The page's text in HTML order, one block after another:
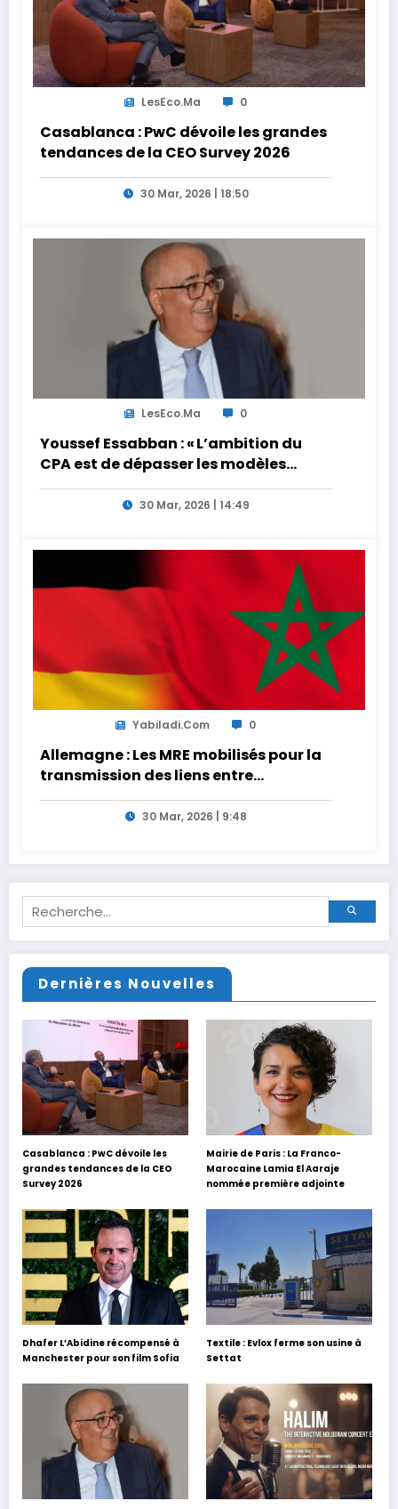
LesEco.ma 0
Casablanca : PwC dévoile les grandes
tendances de la CEO Survey 2026
30 Mar, 2026 | 18:50
LesEco.ma 0
Youssef Essabban : « L’ambition du
CPA est de dépasser les modèles
traditionnels et académiques de
formation en s’appuyant sur le
30 Mar, 2026 | 14:49
Yabiladi.com 0
Allemagne : Les MRE mobilisés pour la
transmission des liens entre
générations
30 Mar, 2026 | 9:48
Dernières Nouvelles
Casablanca : PwC dévoile les
grandes tendances de la CEO
Survey 2026
Mairie de Paris : La Franco-
Marocaine Lamia El Aaraje
nommée première adjointe
Dhafer L’Abidine récompensé à
Manchester pour son film Sofia
Textile : Evlox ferme son usine à
Settat